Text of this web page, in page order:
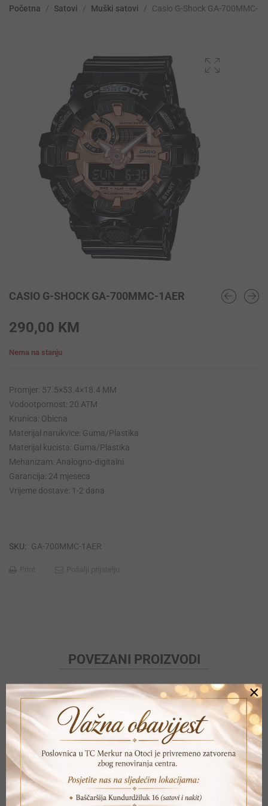
Početna / Satovi / Muški satovi / Casio G-Shock GA-700MMC-
CASIO G-SHOCK GA-700MMC-1AER
290,00 KM
Nema na stanju
Promjer: 57.5×53.4×18.4 MM
Vodootpornost: 20 ATM
Krunica: Obicna
Materijal narukvice: Guma/Plastika
Materijal kucista: Guma/Plastika
Mehanizam: Analogno-digitalni
Garancija: 24 mjeseca
Vrijeme dostave: 1-2 dana
SKU: GA-700MMC-1AER
POVEZANI PROIZVODI
×